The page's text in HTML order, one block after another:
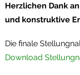
Herzlichen Dank
und konstruktive
Die finale
Download